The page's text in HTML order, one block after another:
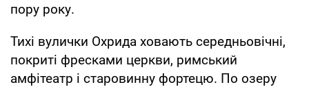
пору року.
Тихі вулички Охрида ховають середньовічні,
покриті фресками церкви, римський
амфітеатр і старовинну фортецю. По озеру